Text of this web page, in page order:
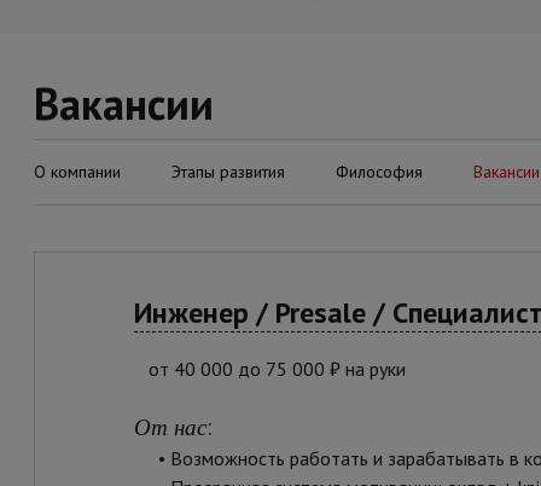
Вакансии
О компании Этапы развития Философия Вакансии
Инженер / Presale /
от 40 000 до 75 000 ₽ на руки
От нас:
• Возможность работать и зарабатывать в